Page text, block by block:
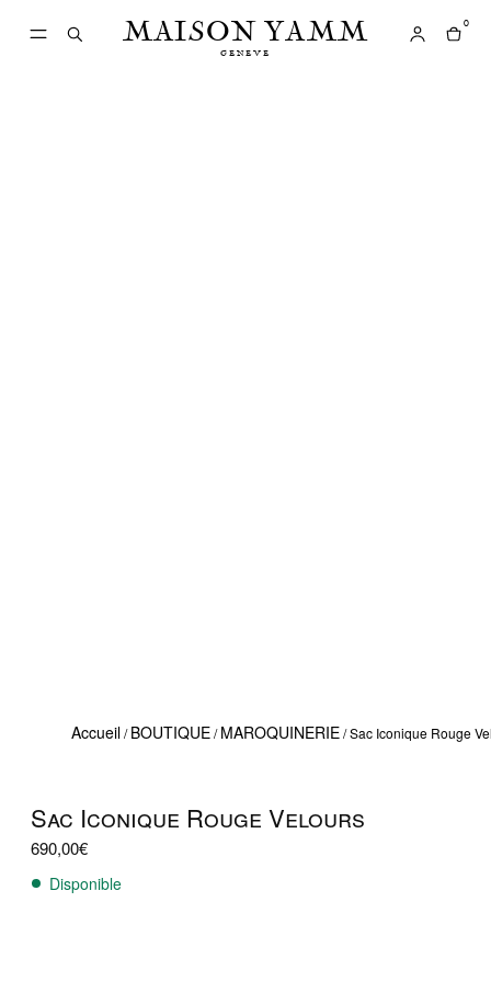
Accueil/BOUTIQUE/MAROQUINERIE/ Sac Iconique Rouge
Sac Iconique Rouge Velours
690,00€
Disponible
MAISON YAMM
GENEVE
0